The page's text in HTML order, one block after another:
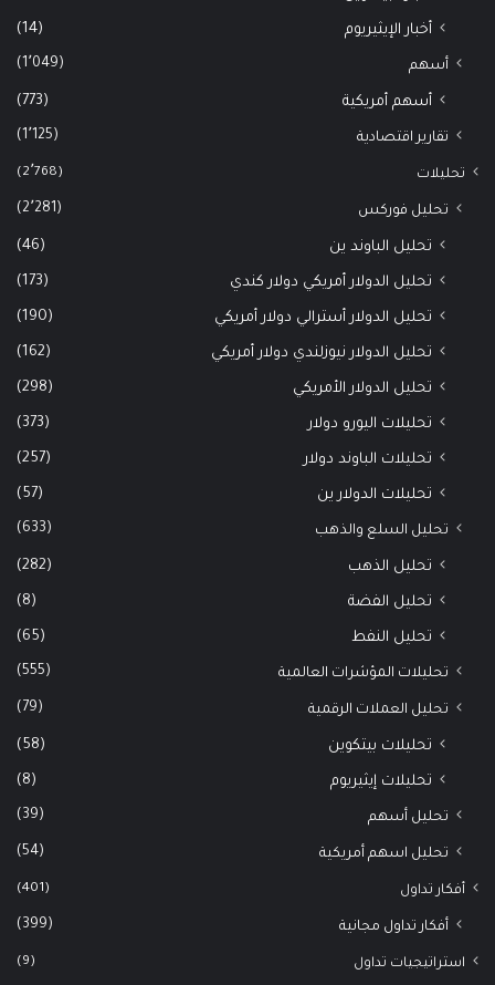
أخبار الإيثيريوم (14)
أسهم (1٬049)
أسهم أمريكية (773)
تقارير اقتصادية (1٬125)
تحليلات (2٬768)
تحليل فوركس (2٬281)
تحليل الباوند ين (46)
تحليل الدولار أمريكي دولار كندي (173)
تحليل الدولار أسترالي دولار أمريكي (190)
تحليل الدولار نيوزلندي دولار أمريكي (162)
تحليل الدولار الأمريكي (298)
تحليلات اليورو دولار (373)
تحليلات الباوند دولار (257)
تحليلات الدولار ين (57)
تحليل السلع والذهب (633)
تحليل الذهب (282)
تحليل الفضة (8)
تحليل النفط (65)
تحليلات المؤشرات العالمية (555)
تحليل العملات الرقمية (79)
تحليلات بيتكوين (58)
تحليلات إيثيريوم (8)
تحليل أسهم (39)
تحليل اسهم أمريكية (54)
أفكار تداول (401)
أفكار تداول مجانية (399)
استراتيجيات تداول (9)